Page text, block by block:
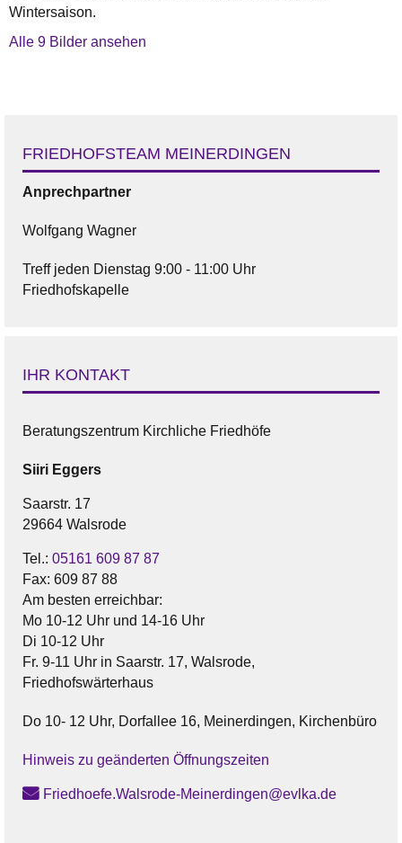
Wintersaison.
Alle 9 Bilder ansehen
FRIEDHOFSTEAM MEINERDINGEN
Anprechpartner
Wolfgang Wagner
Treff jeden Dienstag 9:00 - 11:00 Uhr
Friedhofskapelle
IHR KONTAKT
Beratungszentrum Kirchliche Friedhöfe
Siiri Eggers
Saarstr. 17
29664 Walsrode
Tel.: 05161 609 87 87
Fax: 609 87 88
Am besten erreichbar:
Mo 10-12 Uhr und 14-16 Uhr
Di 10-12 Uhr
Fr. 9-11 Uhr in Saarstr. 17, Walsrode,
Friedhofswärterhaus
Do 10- 12 Uhr, Dorfallee 16, Meinerdingen, Kirchenbüro
Hinweis zu geänderten Öffnungszeiten
Friedhoefe.Walsrode-Meinerdingen@evlka.de